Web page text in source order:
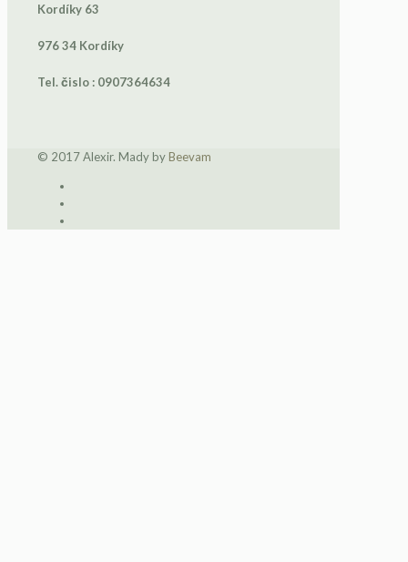
Kordíky 63
976 34 Kordíky
Tel. čislo : 0907364634
© 2017 Alexir. Mady byBeevam